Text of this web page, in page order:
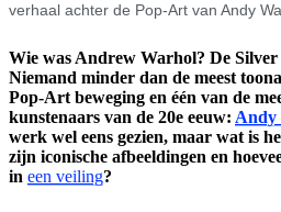
verhaal achter de Pop-Art van Andy
Wie was Andrew Warhol? De
Niemand minder dan de meest
Pop-Art beweging en één van de
kunstenaars van de 20e eeuw: Andy
werk wel eens gezien, maar wat is
zijn iconische afbeeldingen en
in een veiling?